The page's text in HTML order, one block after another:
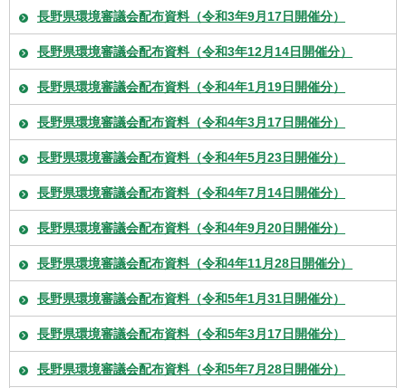
長野県環境審議会配布資料（令和3年9月17日開催分）
長野県環境審議会配布資料（令和3年12月14日開催分）
長野県環境審議会配布資料（令和4年1月19日開催分）
長野県環境審議会配布資料（令和4年3月17日開催分）
長野県環境審議会配布資料（令和4年5月23日開催分）
長野県環境審議会配布資料（令和4年7月14日開催分）
長野県環境審議会配布資料（令和4年9月20日開催分）
長野県環境審議会配布資料（令和4年11月28日開催分）
長野県環境審議会配布資料（令和5年1月31日開催分）
長野県環境審議会配布資料（令和5年3月17日開催分）
長野県環境審議会配布資料（令和5年7月28日開催分）